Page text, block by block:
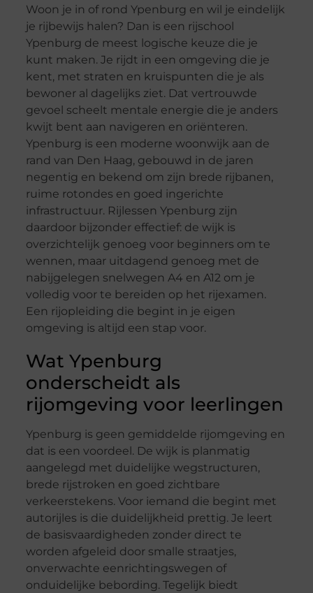
Woon je in of rond Ypenburg en wil je eindelijk
je rijbewijs halen? Dan is een rijschool
Ypenburg de meest logische keuze die je
kunt maken. Je rijdt in een omgeving die je
kent, met straten en kruispunten die je als
bewoner al dagelijks ziet. Dat vertrouwde
gevoel scheelt mentale energie die je anders
kwijt bent aan navigeren en oriënteren.
Ypenburg is een moderne woonwijk aan de
rand van Den Haag, gebouwd in de jaren
negentig en bekend om zijn brede rijbanen,
ruime rotondes en goed ingerichte
infrastructuur. Rijlessen Ypenburg zijn
daardoor bijzonder effectief: de wijk is
overzichtelijk genoeg voor beginners om te
wennen, maar uitdagend genoeg met de
nabijgelegen snelwegen A4 en A12 om je
volledig voor te bereiden op het rijexamen.
Een rijopleiding die begint in je eigen
omgeving is altijd een stap voor.
Wat Ypenburg
onderscheidt als
rijomgeving voor leerlingen
Ypenburg is geen gemiddelde rijomgeving en
dat is een voordeel. De wijk is planmatig
aangelegd met duidelijke wegstructuren,
brede rijstroken en goed zichtbare
verkeerstekens. Voor iemand die begint met
autorijles is die duidelijkheid prettig. Je leert
de basisvaardigheden zonder direct te
worden afgeleid door smalle straatjes,
onverwachte eenrichtingswegen of
onduidelijke bebording. Tegelijk biedt